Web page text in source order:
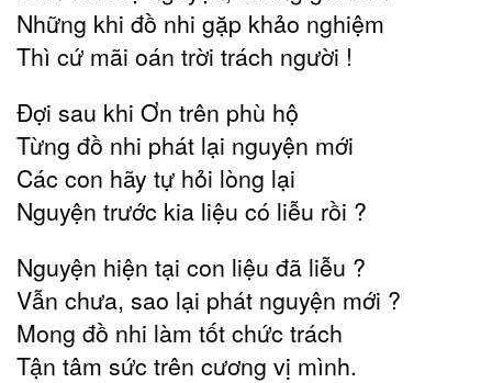
Những khi đồ nhi gặp khảo nghiệm
Thì cứ mãi oán trời trách người !
Đợi sau khi Ơn trên phù hộ
Từng đồ nhi phát lại nguyện mới
Các con hãy tự hỏi lòng lại
Nguyện trước kia liệu có liễu rồi ?
Nguyện hiện tại con liệu đã liễu ?
Vẫn chưa, sao lại phát nguyện mới ?
Mong đồ nhi làm tốt chức trách
Tận tâm sức trên cương vị mình.